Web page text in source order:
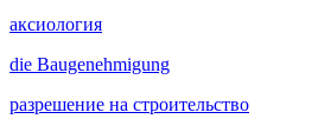
аксиология
die Baugenehmigung
разрешение на строительство